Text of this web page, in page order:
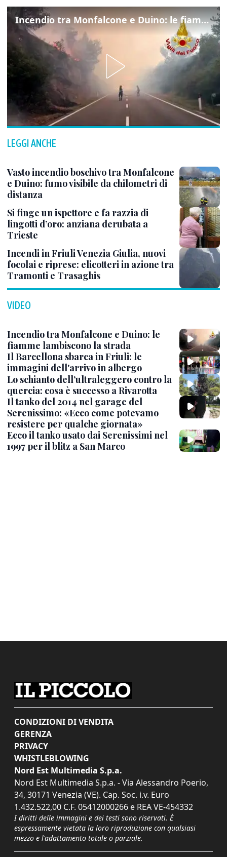
Incendio tra Monfalcone e Duino: le fiamme lambiscono la strada
LEGGI ANCHE
Vasto incendio boschivo tra Monfalcone
e Duino: fumo visibile da chilometri di
distanza
Si finge un ispettore e fa razzia di
lingotti d’oro: anziana derubata a
Trieste
Incendi in Friuli Venezia Giulia, nuovi
focolai e riprese: elicotteri in azione tra
Tramonti e Trasaghis
VIDEO
Incendio tra Monfalcone e Duino: le
fiamme lambiscono la strada
Il Barcellona sbarca in Friuli: le
immagini dell'arrivo in albergo
Lo schianto dell’ultraleggero contro la
quercia: cosa è successo a Rivarotta
Il tanko del 2014 nel garage del
Serenissimo: «Ecco come potevamo
resistere per qualche giornata»
Ecco il tanko usato dai Serenissimi nel
1997 per il blitz a San Marco
CONDIZIONI DI VENDITA
GERENZA
PRIVACY
WHISTLEBLOWING
Nord Est Multimedia S.p.a.
Nord Est Multimedia S.p.a. - Via Alessandro Poerio,
34, 30171 Venezia (VE). Cap. Soc. i.v. Euro
1.432.522,00 C.F. 05412000266 e REA VE-454332
I diritti delle immagini e dei testi sono riservati. È
espressamente vietata la loro riproduzione con qualsiasi
mezzo e l'adattamento totale o parziale.